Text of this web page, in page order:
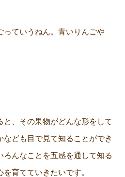
っていうねん。青いりんごや
と、その果物がどんな形をして
なども目で見て知ることができ
ろんなことを五感を通して知る
育てていきたいです。